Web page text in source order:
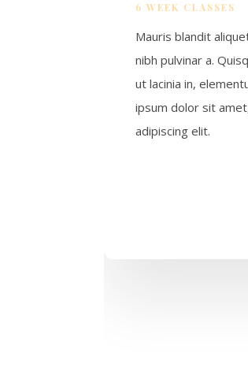
6 WEEK CLASSES
Mauris blandit
nibh pulvinar a.
ut lacinia in,
ipsum dolor sit
adipiscing elit.